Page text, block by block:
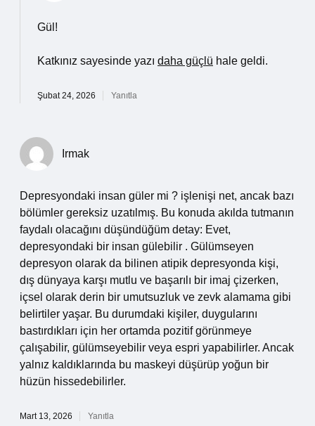
Gül!
Katkınız sayesinde yazı daha güçlü hale geldi.
Şubat 24, 2026 Yanıtla
Irmak
Depresyondaki insan güler mi ? işlenişi net, ancak bazı
bölümler gereksiz uzatılmış. Bu konuda akılda tutmanın
faydalı olacağını düşündüğüm detay: Evet,
depresyondaki bir insan gülebilir . Gülümseyen
depresyon olarak da bilinen atipik depresyonda kişi,
dış dünyaya karşı mutlu ve başarılı bir imaj çizerken,
içsel olarak derin bir umutsuzluk ve zevk alamama gibi
belirtiler yaşar. Bu durumdaki kişiler, duygularını
bastırdıkları için her ortamda pozitif görünmeye
çalışabilir, gülümseyebilir veya espri yapabilirler. Ancak
yalnız kaldıklarında bu maskeyi düşürüp yoğun bir
hüzün hissedebilirler.
Mart 13, 2026 Yanıtla